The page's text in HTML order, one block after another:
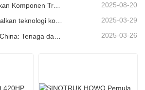
2025-08-20
SDLG memperkenalkan teknologi komponen trak generasi akan datang untuk meningkatkan kecekapan logistik global 2025-03-29
2025-03-26